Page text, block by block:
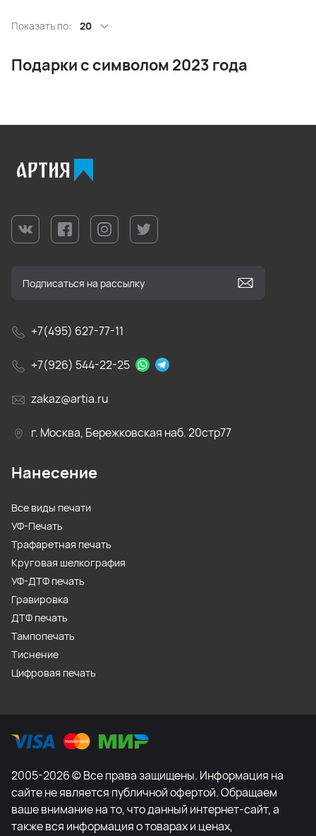
Показать по: 20
Подарки с символом 2023 года
+7(495) 627-77-11
+7(926) 544-22-25
zakaz@artia.ru
г. Москва, Бережковская наб. 20стр77
Нанесение
Все виды печати
УФ-Печать
Трафаретная печать
Круговая шелкография
УФ-ДТФ печать
Гравировка
ДТФ печать
Тампопечать
Тиснение
Цифровая печать
2005-2026 © Все права защищены. Информация на
сайте не является публичной офертой. Обращаем
ваше внимание на то, что данный интернет-сайт, а
также вся информация о товарах и ценах,